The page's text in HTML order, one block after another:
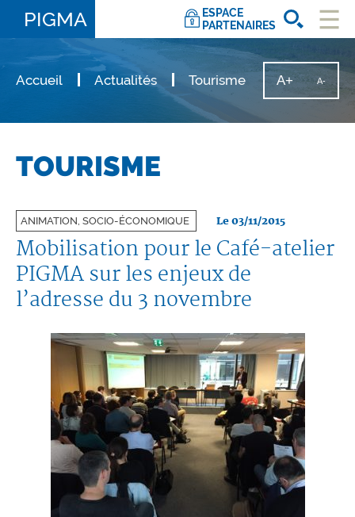
PIGMA
ESPACE
PARTENAIRES
Accueil Actualités Tourisme A+
la
du
A-
taille
TOURISME
ANIMATION, SOCIO-ÉCONOMIQUE Le 03/11/2015
Mobilisation pour le Café-atelier
PIGMA sur les enjeux de
l’adresse du 3 novembre